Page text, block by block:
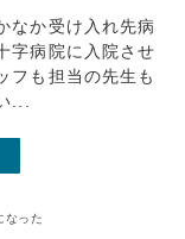
なか受け入れ先病
字病院に入院させ
フも担当の先生も
...
なった